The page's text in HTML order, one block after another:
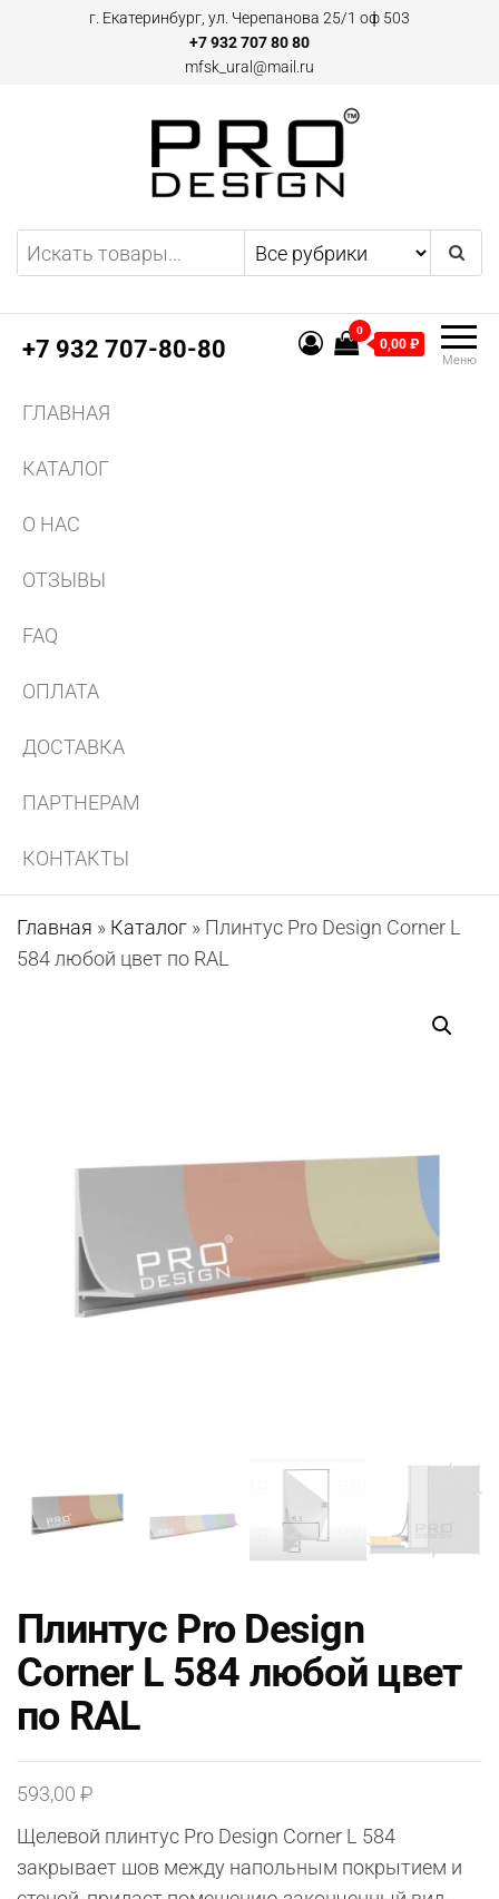
г. Екатеринбург, ул. Черепанова 25/1 оф 503
+7 932 707 80 80
mfsk_ural@mail.ru
Двери и плинтусы скрытого
монтажа Pro Design в
Екатеринбурге
Предоставляем
эксклюзивные предложения
скрытого монтажа, а также
другим профилям и
конструкциям из алюминия.
+7 932 707-80-80 Меню
0
0,00 ₽
ГЛАВНАЯ
КАТАЛОГ
О НАС
ОТЗЫВЫ
FAQ
ОПЛАТА
ДОСТАВКА
ПАРТНЕРАМ
КОНТАКТЫ
Главная » Каталог » Плинтус Pro Design Corner L
584 любой цвет по RAL
Плинтус Pro Design
Corner L 584 любой цвет
по RAL
593,00 ₽
Щелевой плинтус Pro Design Corner L 584
закрывает шов между напольным покрытием и